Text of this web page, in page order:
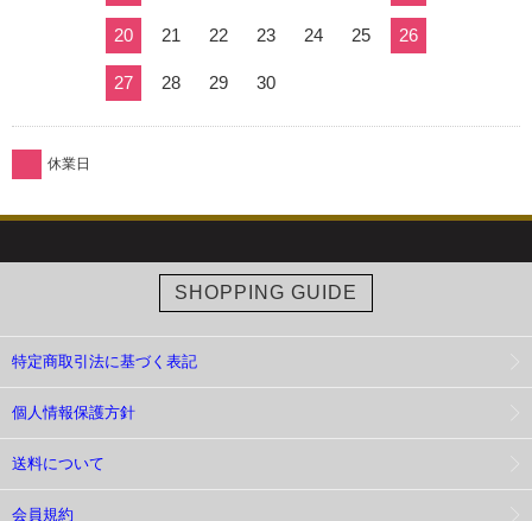
20 21 22 23 24 25 26
27 28 29 30
休業日
SHOPPING GUIDE
特定商取引法に基づく表記
個人情報保護方針
送料について
会員規約